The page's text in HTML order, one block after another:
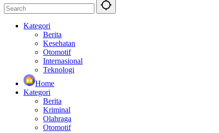
Kategori
Berita
Kesehatan
Otomotif
Internasional
Teknologi
Home
Kategori
Berita
Kriminal
Olahraga
Otomotif